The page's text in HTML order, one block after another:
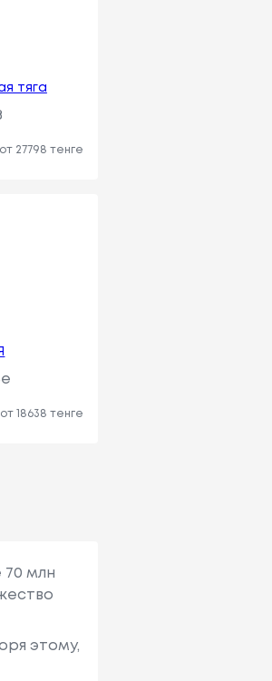
тяга
от 27798 тенге
от 18638 тенге
70 млн
этому,